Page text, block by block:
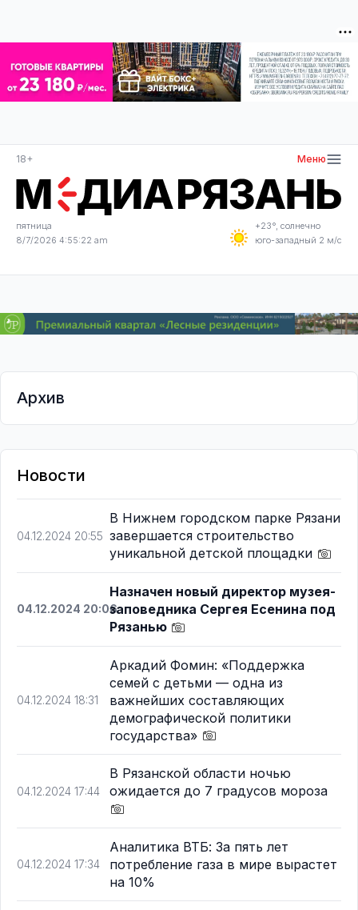
18+ Меню
пятница
8/7/2026 4:55:23 am
+23°, солнечно
юго-западный 2 м/с
Архив
Новости
04.12.2024 20:55
В Нижнем городском парке Рязани
завершается строительство
уникальной детской площадки
04.12.2024 20:06
Назначен новый директор музея-
заповедника Сергея Есенина под
Рязанью
04.12.2024 18:31
Аркадий Фомин: «Поддержка
семей с детьми — одна из
важнейших составляющих
демографической политики
государства»
04.12.2024 17:44
В Рязанской области ночью
ожидается до 7 градусов мороза
04.12.2024 17:34
Аналитика ВТБ: За пять лет
потребление газа в мире вырастет
на 10%